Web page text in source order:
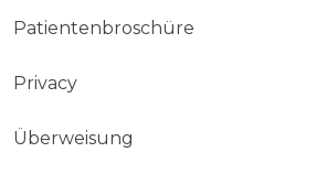
Patientenbroschüre
Privacy
Überweisung